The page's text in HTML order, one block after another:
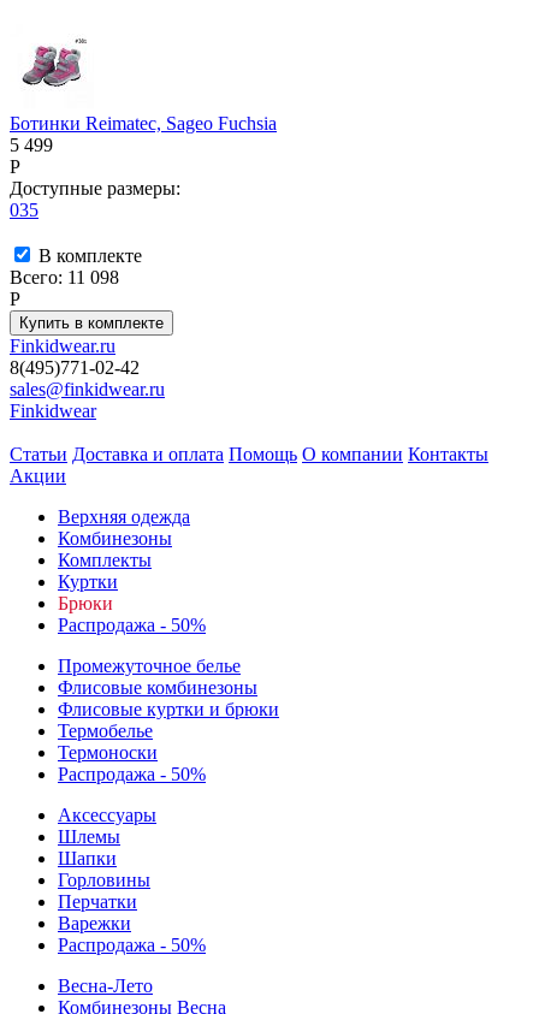
Ботинки Reimatec, Sageo Fuchsia
5 499
P
Доступные размеры:
035
В комплекте
Всего: 11 098
P
Finkidwear.ru
8(495)771-02-42
sales@finkidwear.ru
Finkidwear
Статьи Доставка и оплата Помощь О компании Контакты
Акции
Верхняя одежда
Комбинезоны
Комплекты
Куртки
Брюки
Распродажа - 50%
Промежуточное белье
Флисовые комбинезоны
Флисовые куртки и брюки
Термобелье
Термоноски
Распродажа - 50%
Аксессуары
Шлемы
Шапки
Горловины
Перчатки
Варежки
Распродажа - 50%
Весна-Лето
Комбинезоны Весна